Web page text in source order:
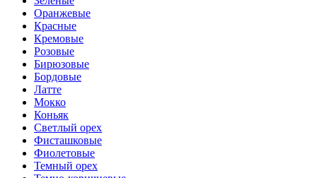
Оранжевые
Красные
Кремовые
Розовые
Бирюзовые
Бордовые
Латте
Мокко
Коньяк
Светлый орех
Фисташковые
Фиолетовые
Темный орех